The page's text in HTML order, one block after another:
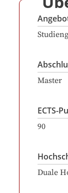
Master
ECTS-
90
Duale